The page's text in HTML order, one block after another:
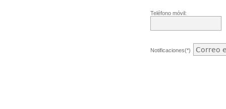
Teléfono móvil:
Notificaciones(*)